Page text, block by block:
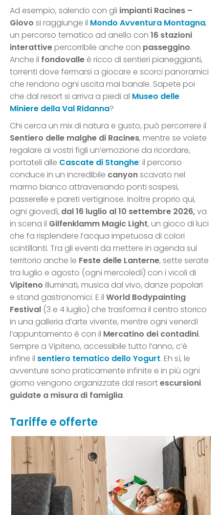
Ad esempio, salendo con gli impianti Racines –
Giovo si raggiunge il Mondo Avventura Montagna,
un percorso tematico ad anello con 16 stazioni
interattivepercorribile anche con passeggino.
Anche il fondovalle è ricco di sentieri pianeggianti,
torrenti dove fermarsi a giocare e scorci panoramici
che rendono ogni uscita mai banale. Sapete poi
che dal resort si arriva a piedi al Museo delle
Miniere della Val Ridanna?
Chi cerca un mix di natura e gusto, può percorrere il
Sentiero delle malghe di Racines, mentre se volete
regalare ai vostri figli un’emozione da ricordare,
portateli alle Cascate di Stanghe: il percorso
conduce in un incredibile canyonscavato nel
marmo bianco attraversando ponti sospesi,
passerelle e pareti vertiginose. Inoltre proprio qui,
ogni giovedì, dal 16 luglio al 10 settembre 2026,va
in scena il Gilfenklamm Magic Light, un gioco di luci
che fa risplendere l’acqua impetuosa di colori
scintillanti. Tra gli eventi da mettere in agenda sul
territorio anche le Feste delle Lanterne, sette serate
tra luglio e agosto (ogni mercoledì) con i vicoli di
Vipiteno illuminati, musica dal vivo, danze popolari
e stand gastronomici. E il World Bodypainting
Festival (3 e 4 luglio) che trasforma il centro storico
in una galleria d’arte vivente, mentre ogni venerdì
l’appuntamento è con il Mercatino dei contadini.
Sempre a Vipiteno, accessibile tutto l’anno, c’è
infine il sentiero tematico dello Yogurt. Eh sì, le
avventure sono praticamente infinite e in più ogni
giorno vengono organizzate dal resortescursioni
guidate a misura di famiglia.
Tariffe e offerte